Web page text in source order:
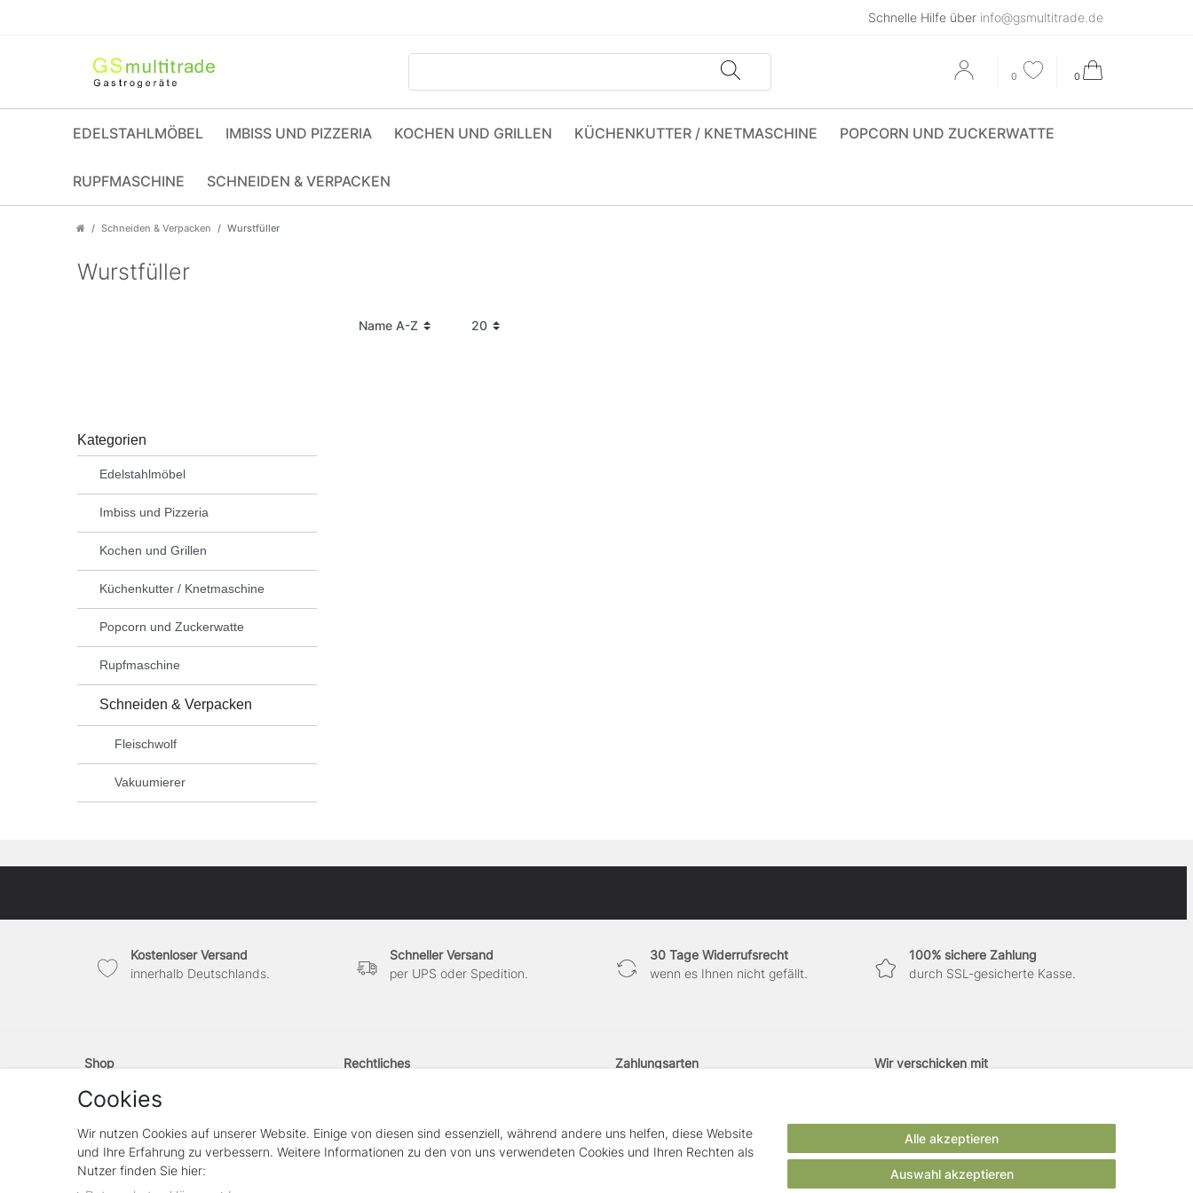
Schnelle Hilfe über info@gsmultitrade.de
0 0
EDELSTAHLMÖBEL IMBISS UND PIZZERIA KOCHEN UND GRILLEN KÜCHENKUTTER / KNETMASCHINE POPCORN UND ZUCKERWATTE
RUPFMASCHINE SCHNEIDEN & VERPACKEN
Schneiden & Verpacken Wurstfüller
Wurstfüller
Kategorien
Edelstahlmöbel
Imbiss und Pizzeria
Kochen und Grillen
Küchenkutter / Knetmaschine
Popcorn und Zuckerwatte
Rupfmaschine
Schneiden & Verpacken
Fleischwolf
Vakuumierer
Kostenloser Versand
innerhalb Deutschlands.
Schneller Versand
per UPS oder Spedition.
30 Tage Widerrufsrecht
wenn es Ihnen nicht gefällt.
100% sichere Zahlung
durch SSL-gesicherte Kasse.
Shop
Vertrag widerrufen
Rechtliches
Daten­schutz­erklärung
AGB
Zahlungsarten Wir verschicken mit
Cookies
Wir nutzen Cookies auf unserer Website. Einige von diesen sind essenziell, während andere uns helfen, diese Website
und Ihre Erfahrung zu verbessern. Weitere Informationen zu den von uns verwendeten Cookies und Ihren Rechten als
Nutzer finden Sie hier:
Alle akzeptieren
Auswahl akzeptieren